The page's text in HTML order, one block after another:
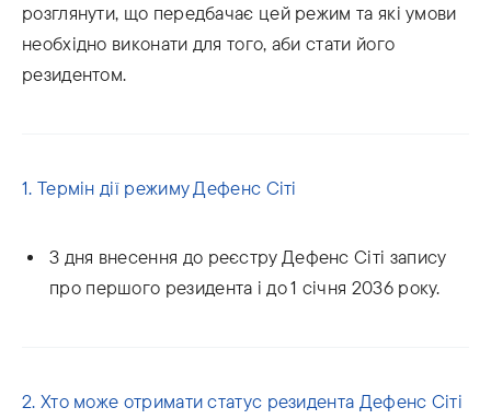
розглянути, що передбачає цей режим та які умови
необхідно виконати для того, аби стати його
резидентом.
1. Термін дії режиму Дефенс Сіті
З дня внесення до реєстру Дефенс Сіті запису
про першого резидента і до 1 січня 2036 року.
2. Хто може отримати статус резидента Дефенс Сіті